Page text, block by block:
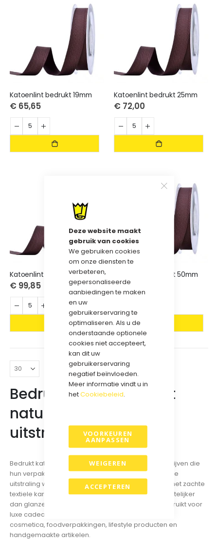
Deze website maakt
gebruik van cookies
We gebruiken cookies
om onze diensten te
verbeteren,
gepersonaliseerde
aanbiedingen te maken
en uw
gebruikerservaring te
optimaliseren. Als u de
onderstaande optionele
cookies niet accepteert,
kan dit uw
gebruikerservaring
negatief beïnvloeden.
Meer informatie vindt u in
hetCookiebeleid.
ACCEPTEREN
VOORKEUREN
AANPASSEN
WEIGEREN
Katoenlint bedrukt 19mm
€ 65,65
Katoenlint bedrukt 25mm
€ 72,00
Katoenlint bedrukt 38mm
€ 99,85
Katoenlint bedrukt 50mm
€ 120,80
Bedrukt katoenlint met
natuurlijke en luxe
uitstraling
Bedrukt katoenlint is een populaire keuze voor bedrijven die
hun verpakking een natuurlijke, stijlvolle en duurzame
uitstraling willen geven. Door de matte structuur en het zachte
textiele karakter oogt katoenlint rustiger en ambachtelijker
dan glanzend satijnlint. Hierdoor wordt het veel gebruikt voor
luxe cadeauverpakkingen, duurzame productlijnen,
cosmetica, foodverpakkingen, lifestyle producten en
handgemaakte artikelen.